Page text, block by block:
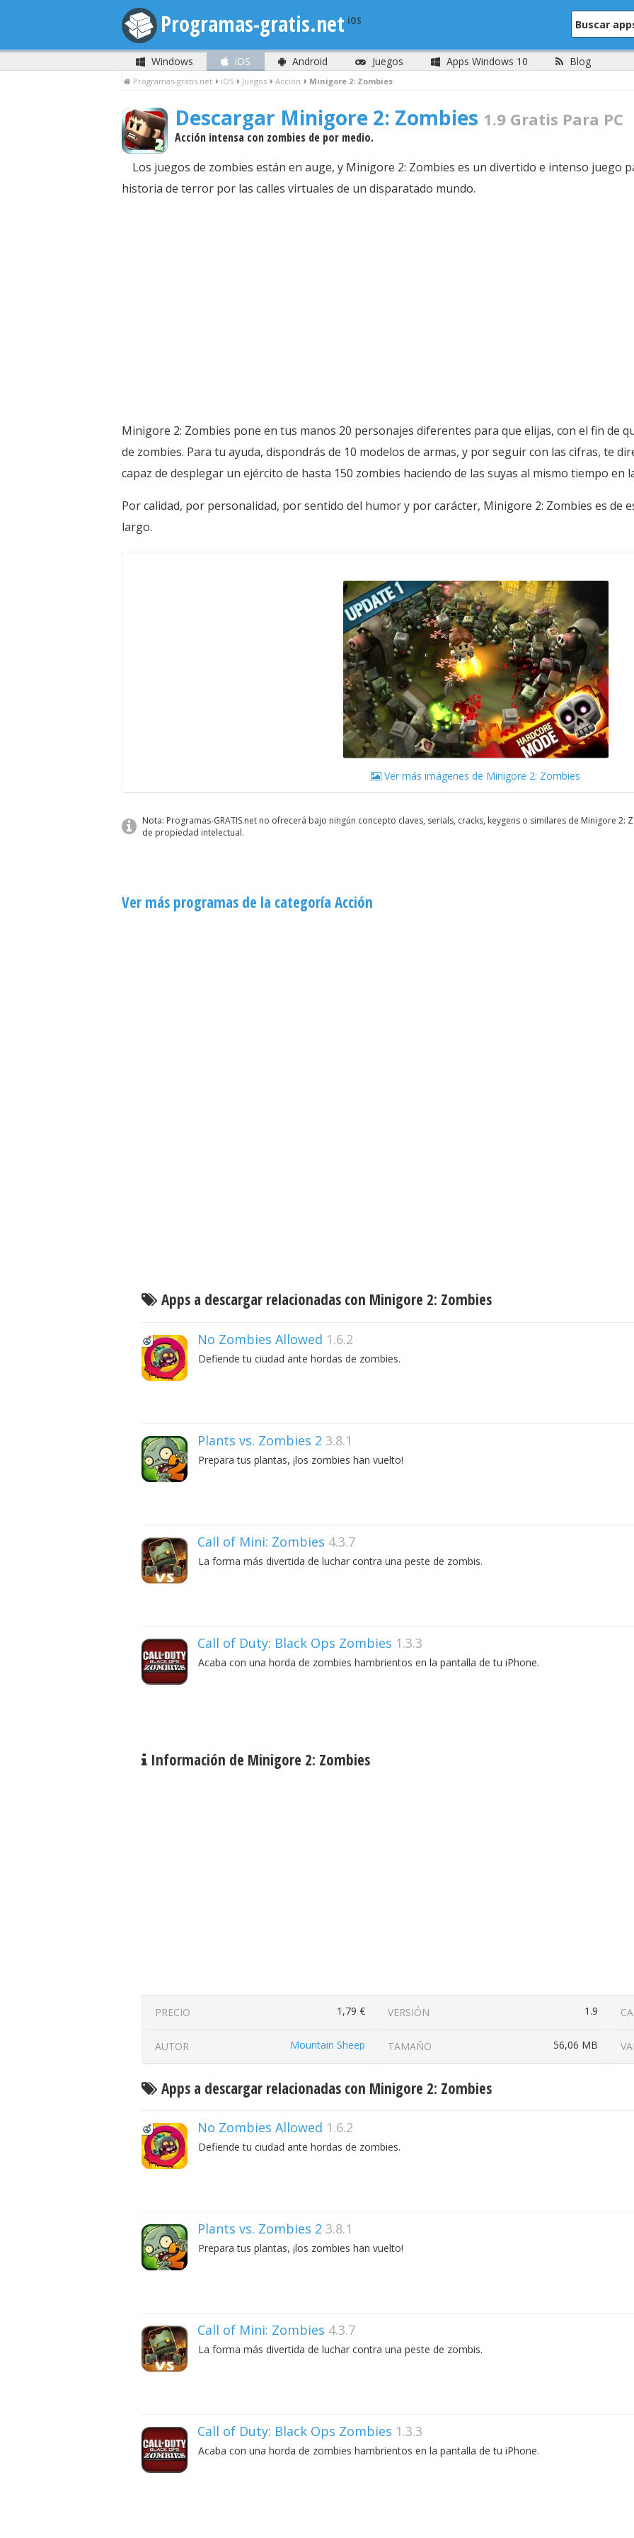
Programas-gratis.net
Windows iOS Android Juegos Apps Windows 10 Blog
Programas-gratis.net iOS Juegos Acción Minigore 2: Zombies
Descargar Minigore 2: Zombies 1.9 Gratis Para PC
Acción intensa con zombies de por medio.
Los juegos de zombies están en auge, y Minigore 2: Zombies es un divertido e intenso juego
historia de terror por las calles virtuales de un disparatado mundo.
Minigore 2: Zombies pone en tus manos 20 personajes diferentes para que elijas, con el fin de
de zombies. Para tu ayuda, dispondrás de 10 modelos de armas, y por seguir con las cifras, te
capaz de desplegar un ejército de hasta 150 zombies haciendo de las suyas al mismo tiempo en
Por calidad, por personalidad, por sentido del humor y por carácter, Minigore 2: Zombies es de
largo.
Ver más imágenes de Minigore 2: Zombies
Nota: Programas-GRATIS.net no ofrecerá bajo ningún concepto claves, serials, cracks, keygens o similares de Minigore
de propiedad intelectual.
Ver más programas de la categoría Acción
Apps a descargar relacionadas con Minigore 2: Zombies
No Zombies Allowed 1.6.2
Defiende tu ciudad ante hordas de zombies.
Plants vs. Zombies 2 3.8.1
Prepara tus plantas, ¡los zombies han vuelto!
Call of Mini: Zombies 4.3.7
La forma más divertida de luchar contra una peste de zombis.
Call of Duty: Black Ops Zombies 1.3.3
Acaba con una horda de zombies hambrientos en la pantalla de tu iPhone.
Información de Minigore 2: Zombies
PRECIO 1,79 € VERSIÓN 1.9
AUTOR Mountain Sheep TAMAÑO 56,06 MB
Apps a descargar relacionadas con Minigore 2: Zombies
No Zombies Allowed 1.6.2
Defiende tu ciudad ante hordas de zombies.
Plants vs. Zombies 2 3.8.1
Prepara tus plantas, ¡los zombies han vuelto!
Call of Mini: Zombies 4.3.7
La forma más divertida de luchar contra una peste de zombis.
Call of Duty: Black Ops Zombies 1.3.3
Acaba con una horda de zombies hambrientos en la pantalla de tu iPhone.